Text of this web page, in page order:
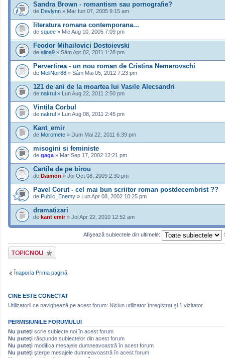
Sandra Brown - romantism sau pornografie?
de Devlynn » Mar Iun 07, 2005 9:15 am
literatura romana contemporana...
de squee » Mie Aug 10, 2005 7:09 pm
Feodor Mihailovici Dostoievski
de alina9 » Sâm Apr 02, 2011 1:28 pm
Pervertirea - un nou roman de Cristina Nemerovschi
de MeliNoir88 » Sâm Mai 05, 2012 7:23 pm
121 de ani de la moartea lui Vasile Alecsandri
de nakrul » Lun Aug 22, 2011 2:50 pm
Vintila Corbul
de nakrul » Lun Aug 08, 2011 2:45 pm
Kant_emir
de Moromete » Dum Mai 22, 2011 6:39 pm
misogini si feministe
de gaga » Mar Sep 17, 2002 12:21 pm
Cartile de pe birou
de Daïmon » Joi Oct 08, 2009 2:30 pm
Pavel Corut - cel mai bun scriitor roman postdecembrist ??
de Public_Enemy » Lun Apr 08, 2002 10:25 pm
dramatizari
de kant emir» Joi Apr 22, 2010 12:52 am
Afişează subiectele din ultimele:
Scrie un subiect
nou
Înapoi la Prima pagină
CINE ESTE CONECTAT
Utilizatorii ce navighează pe acest forum: Niciun utilizator înregistrat şi 1 vizitator
PERMISIUNILE FORUMULUI
Nu puteţi scrie subiecte noi în acest forum
Nu puteţi răspunde subiectelor din acest forum
Nu puteţi modifica mesajele dumneavoastră în acest forum
Nu puteţi şterge mesajele dumneavoastră în acest forum